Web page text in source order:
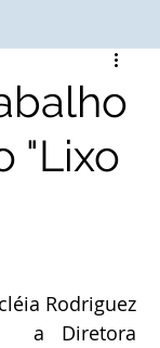
"Lixo
Rodriguez
a Diretora